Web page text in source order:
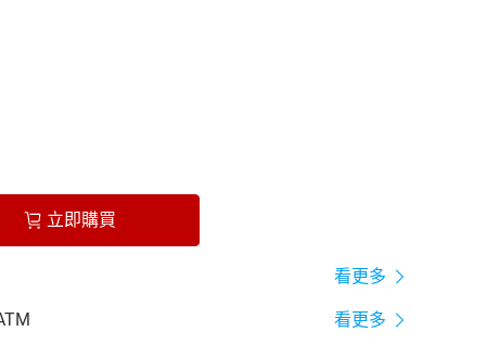
立即購買
看更多
看更多